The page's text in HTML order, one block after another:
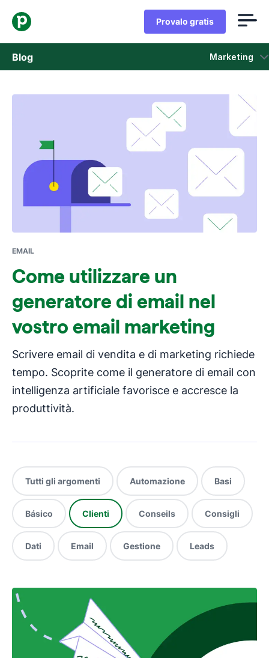
Provalo gratis
Blog Marketing
Vendita
Aggiornamenti di prodotto
Casi di studio
Si apre in una nuova finestra
EMAIL
Come utilizzare un
generatore di email nel
vostro email marketing
Scrivere email di vendita e di marketing richiede
tempo. Scoprite come il generatore di email con
intelligenza artificiale favorisce e accresce la
produttività.
Tutti gli argomenti Automazione Basi
Básico Clienti Conseils Consigli
Dati Email Gestione Leads